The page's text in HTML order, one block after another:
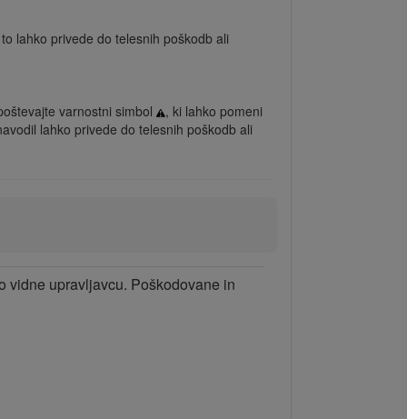
lahko privede do telesnih poškodb ali
varnostni simbol
, ki lahko pomeni
lahko privede do telesnih poškodb ali
vidne upravljavcu. Poškodovane in